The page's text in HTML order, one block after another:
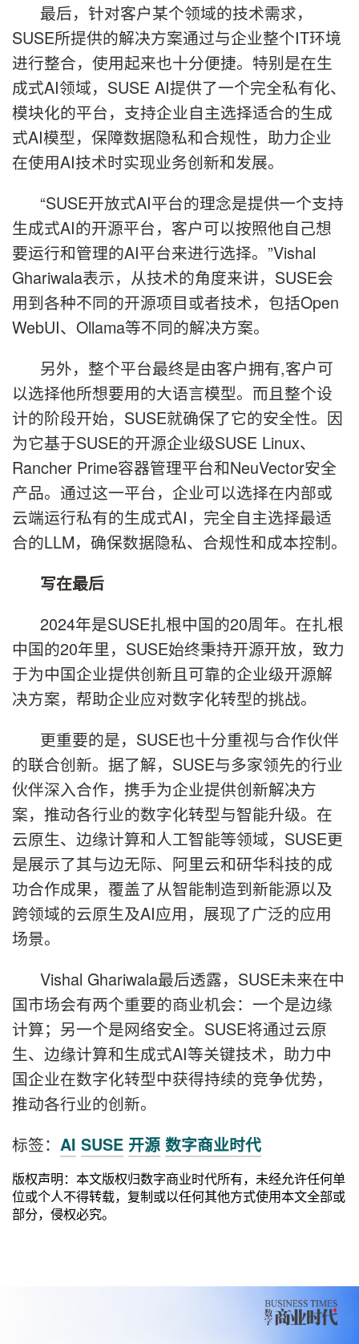
最后，针对客户某个领域的技术需求，
SUSE所提供的解决方案通过与企业整个IT环境
进行整合，使用起来也十分便捷。特别是在生
成式AI领域，SUSE AI提供了一个完全私有化、
模块化的平台，支持企业自主选择适合的生成
式AI模型，保障数据隐私和合规性，助力企业
在使用AI技术时实现业务创新和发展。
“SUSE开放式AI平台的理念是提供一个支持
生成式AI的开源平台，客户可以按照他自己想
要运行和管理的AI平台来进行选择。”Vishal
Ghariwala表示，从技术的角度来讲，SUSE会
用到各种不同的开源项目或者技术，包括Open
WebUI、Ollama等不同的解决方案。
另外，整个平台最终是由客户拥有,客户可
以选择他所想要用的大语言模型。而且整个设
计的阶段开始，SUSE就确保了它的安全性。因
为它基于SUSE的开源企业级SUSE Linux、
Rancher Prime容器管理平台和NeuVector安全
产品。通过这一平台，企业可以选择在内部或
云端运行私有的生成式AI，完全自主选择最适
合的LLM，确保数据隐私、合规性和成本控制。
写在最后
2024年是SUSE扎根中国的20周年。在扎根
中国的20年里，SUSE始终秉持开源开放，致力
于为中国企业提供创新且可靠的企业级开源解
决方案，帮助企业应对数字化转型的挑战。
更重要的是，SUSE也十分重视与合作伙伴
的联合创新。据了解，SUSE与多家领先的行业
伙伴深入合作，携手为企业提供创新解决方
案，推动各行业的数字化转型与智能升级。在
云原生、边缘计算和人工智能等领域，SUSE更
是展示了其与边无际、阿里云和研华科技的成
功合作成果，覆盖了从智能制造到新能源以及
跨领域的云原生及AI应用，展现了广泛的应用
场景。
Vishal Ghariwala最后透露，SUSE未来在中
国市场会有两个重要的商业机会：一个是边缘
计算；另一个是网络安全。SUSE将通过云原
生、边缘计算和生成式AI等关键技术，助力中
国企业在数字化转型中获得持续的竞争优势，
推动各行业的创新。
标签： AI SUSE 开源 数字商业时代
版权声明：本文版权归数字商业时代所有，未经允许任何单
位或个人不得转载，复制或以任何其他方式使用本文全部或
部分，侵权必究。